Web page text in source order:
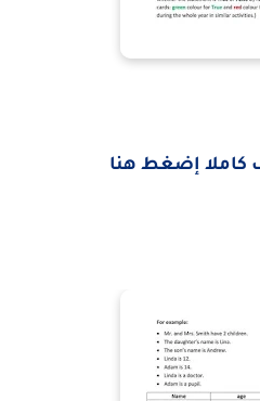
كاملا إضغط هنا